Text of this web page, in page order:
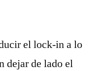
el lock-in a lo
dejar de lado el